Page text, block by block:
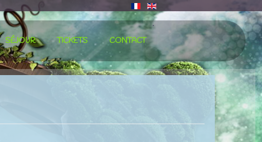
SÉJOUR TICKETS CONTACT
∙